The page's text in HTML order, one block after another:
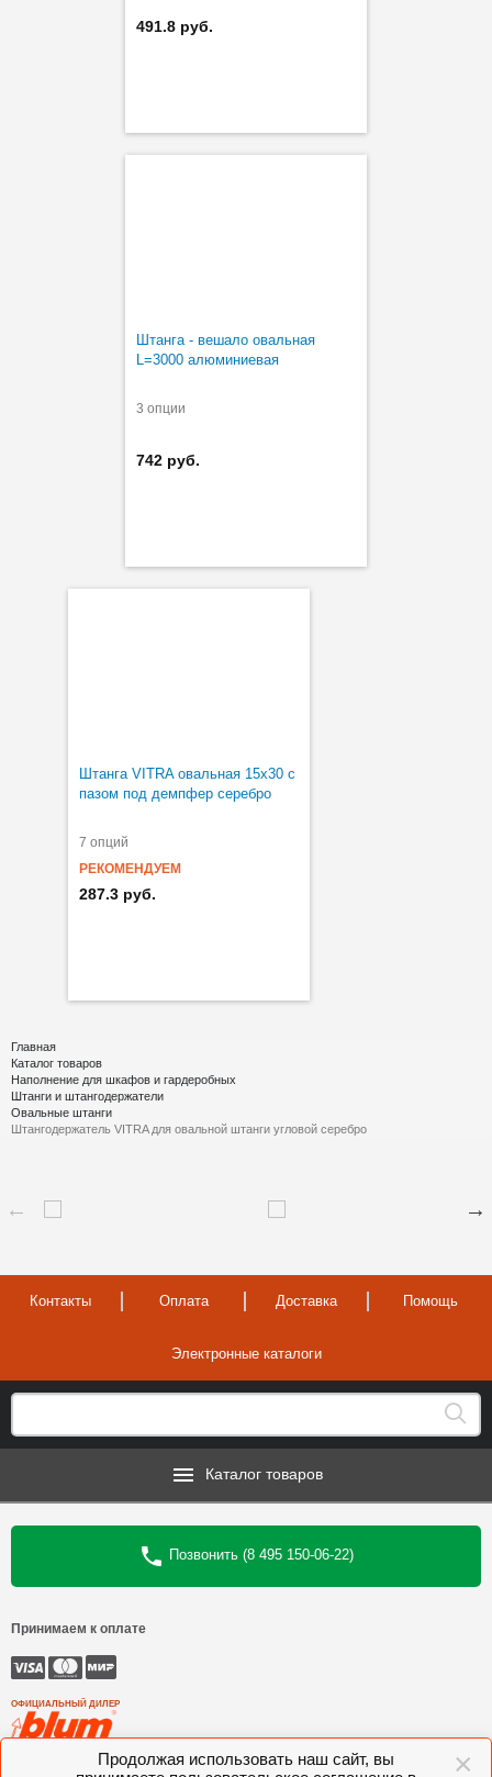
×
Продолжая использовать наш сайт, вы
491.8 руб.
Штанга - вешало овальная
L=3000 алюминиевая
3 опции
742 руб.
Штанга VITRA овальная 15х30 с
пазом под демпфер серебро
7 опций
РЕКОМЕНДУЕМ
287.3 руб.
Главная
Каталог товаров
Наполнение для шкафов и гардеробных
Штанги и штангодержатели
Овальные штанги
Штангодержатель VITRA для овальной штанги угловой серебро
Контакты Оплата Доставка Помощь
Электронные каталоги
Каталог товаров
Позвонить (8 495 150-06-22)
Принимаем к оплате
ОФИЦИАЛЬНЫЙ ДИЛЕР
Интеркомплект, 2006—2026